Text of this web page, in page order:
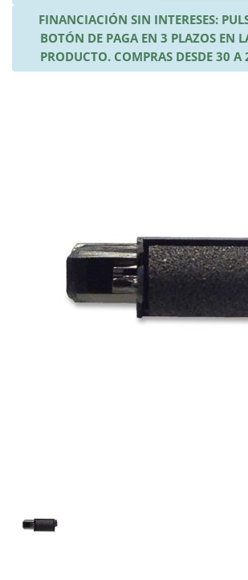
FINANCIACIÓN SIN INTERESES:
BOTÓN DE PAGA EN 3 PLAZOS EN
PRODUCTO. COMPRAS DESDE 30 A